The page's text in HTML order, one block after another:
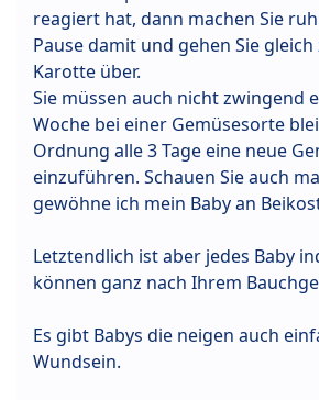
reagiert hat, dann machen Sie
Pause damit und gehen Sie
Karotte über.
Sie müssen auch nicht zwingend
Woche bei einer Gemüsesorte
Ordnung alle 3 Tage eine neue
einzuführen. Schauen Sie auch
gewöhne ich mein Baby an
Letztendlich ist aber jedes Baby
können ganz nach Ihrem
Es gibt Babys die neigen auch
Wundsein.